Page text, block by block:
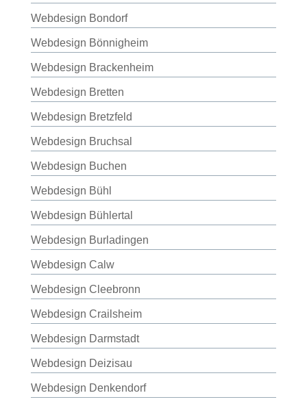
Webdesign Bondorf
Webdesign Bönnigheim
Webdesign Brackenheim
Webdesign Bretten
Webdesign Bretzfeld
Webdesign Bruchsal
Webdesign Buchen
Webdesign Bühl
Webdesign Bühlertal
Webdesign Burladingen
Webdesign Calw
Webdesign Cleebronn
Webdesign Crailsheim
Webdesign Darmstadt
Webdesign Deizisau
Webdesign Denkendorf